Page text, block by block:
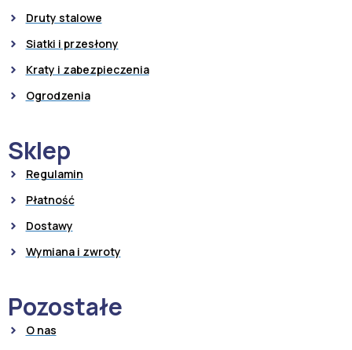
Druty stalowe
Siatki i przesłony
Kraty i zabezpieczenia
Ogrodzenia
Sklep
Regulamin
Płatność
Dostawy
Wymiana i zwroty
Pozostałe
O nas